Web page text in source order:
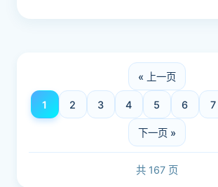
« 上一页
1 2 3 4 5 6 7
下一页 »
共 167 页